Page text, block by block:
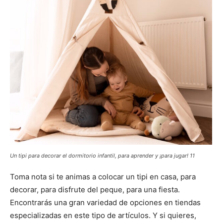
Un tipi para decorar el dormitorio infantil, para aprender y ¡para jugar! 11
Toma nota si te animas a colocar un tipi en casa, para
decorar, para disfrute del peque, para una fiesta.
Encontrarás una gran variedad de opciones en tiendas
especializadas en este tipo de artículos. Y si quieres,